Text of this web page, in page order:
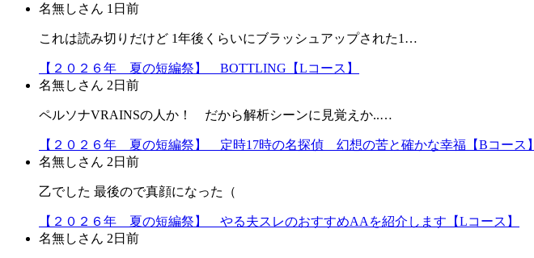
名無しさん 1日前
これは読み切りだけど 1年後くらいにブラッシュアップされた1…
【２０２６年 夏の短編祭】 BOTTLING【Lコース】
名無しさん 2日前
ペルソナVRAINSの人か！ だから解析シーンに見覚えか..…
【２０２６年 夏の短編祭】 定時17時の名探偵 幻想の苦と確かな幸福【Bコース】
名無しさん 2日前
乙でした 最後ので真顔になった（
【２０２６年 夏の短編祭】 やる夫スレのおすすめAAを紹介します【Lコース】
名無しさん 2日前